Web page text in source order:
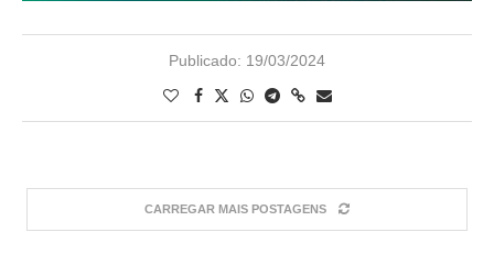
Publicado: 19/03/2024
CARREGAR MAIS POSTAGENS